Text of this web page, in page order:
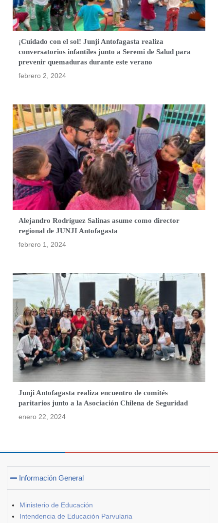
¡Cuidado con el sol! Junji Antofagasta realiza
conversatorios infantiles junto a Seremi de Salud para
prevenir quemaduras durante este verano
febrero 2, 2024
Alejandro Rodríguez Salinas asume como director
regional de JUNJI Antofagasta
febrero 1, 2024
Junji Antofagasta realiza encuentro de comités
paritarios junto a la Asociación Chilena de Seguridad
enero 22, 2024
Información General
Ministerio de Educación
Intendencia de Educación Parvularia